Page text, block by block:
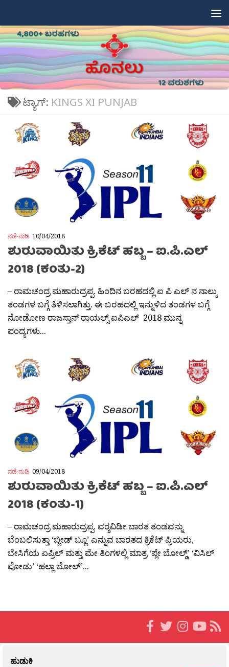
ಟ್ಯಾಗ್: KINGS XI PUNJAB
ನಡೆ-ನುಡಿ 10/04/2018
ಶುರುವಾಯಿತು ಕ್ರಿಕೆಟ್ ಹಬ್ಬ – ಐ.ಪಿ.ಎಲ್
2018 (ಕಂತು-2)
– ರಾಮಚಂದ್ರ ಮಹಾರುದ್ರಪ್ಪ. ಹಿಂದಿನ ಬರಹದಲ್ಲಿ ಐ ಪಿ ಎಲ್ ನ ನಾಲ್ಕು
ತಂಡಗಳ ಬಗ್ಗೆ ತಿಳಿಸಲಾಗಿತ್ತು. ಈ ಬರಹದಲ್ಲಿ ಇನ್ನುಳಿದ ತಂಡಗಳ ಬಗ್ಗೆ
ನೋಡೋಣ ರಾಜಸ್ತಾನ್ ರಾಯಲ್ಸ್ ಐಪಿಎಲ್ 2018 ಮುನ್ನ
ಪಂದ್ಯಗಳು...
ನಡೆ-ನುಡಿ 09/04/2018
ಶುರುವಾಯಿತು ಕ್ರಿಕೆಟ್ ಹಬ್ಬ – ಐ.ಪಿ.ಎಲ್
2018 (ಕಂತು-1)
– ರಾಮಚಂದ್ರ ಮಹಾರುದ್ರಪ್ಪ. ವರ‍್ಶವಿಡೀ ಬಾರತ ತಂಡವನ್ನು
ಬೆಂಬಲಿಸುತ್ತಾ ‘ಬ್ಲೀಡ್ ಬ್ಲೂ’ ಎನ್ನುವ ಬಾರತದ ಕ್ರಿಕೆಟ್ ಪ್ರಿಯರು,
ಬೇಸಿಗೆಯ ಏಪ್ರಿಲ್ ಮತ್ತು ಮೇ ತಿಂಗಳಲ್ಲಿ ಮಾತ್ರ ‘ಪ್ಲೇ ಬೋಲ್ಡ್’ ‘ವಿಸಿಲ್
ಪೋಡು’ ‘ಹಲ್ಲಾ ಬೋಲ್’...
ಹುಡುಕಿ